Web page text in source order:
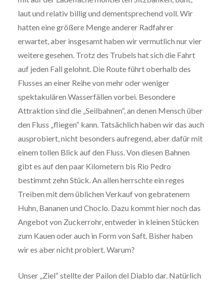
laut und relativ billig und dementsprechend voll. Wir
hatten eine größere Menge anderer Radfahrer
erwartet, aber insgesamt haben wir vermutlich nur vier
weitere gesehen. Trotz des Trubels hat sich die Fahrt
auf jeden Fall gelohnt. Die Route führt oberhalb des
Flusses an einer Reihe von mehr oder weniger
spektakulären Wasserfällen vorbei. Besondere
Attraktion sind die „Seilbahnen“, an denen Mensch über
den Fluss „fliegen“ kann. Tatsächlich haben wir das auch
ausprobiert, nicht besonders aufregend, aber dafür mit
einem tollen Blick auf den Fluss. Von diesen Bahnen
gibt es auf den paar Kilometern bis Rio Pedro
bestimmt zehn Stück. An allen herrschte ein reges
Treiben mit dem üblichen Verkauf von gebratenem
Huhn, Bananen und Choclo. Dazu kommt hier noch das
Angebot von Zuckerrohr, entweder in kleinen Stücken
zum Kauen oder auch in Form von Saft. Bisher haben
wir es aber nicht probiert. Warum?
Unser „Ziel“ stellte der Pailon del Diablo dar. Natürlich